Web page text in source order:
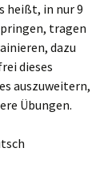
heißt, in nur 9
tragen
dazu
dieses
auszuweitern,
Übungen.